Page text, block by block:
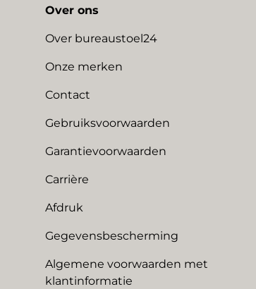
Over ons
Over bureaustoel24
Onze merken
Contact
Gebruiksvoorwaarden
Garantievoorwaarden
Carrière
Afdruk
Gegevensbescherming
Algemene voorwaarden met
klantinformatie